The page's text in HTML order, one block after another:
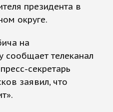
президента в
округе.
на
сообщает телеканал
секретарь
заявил, что